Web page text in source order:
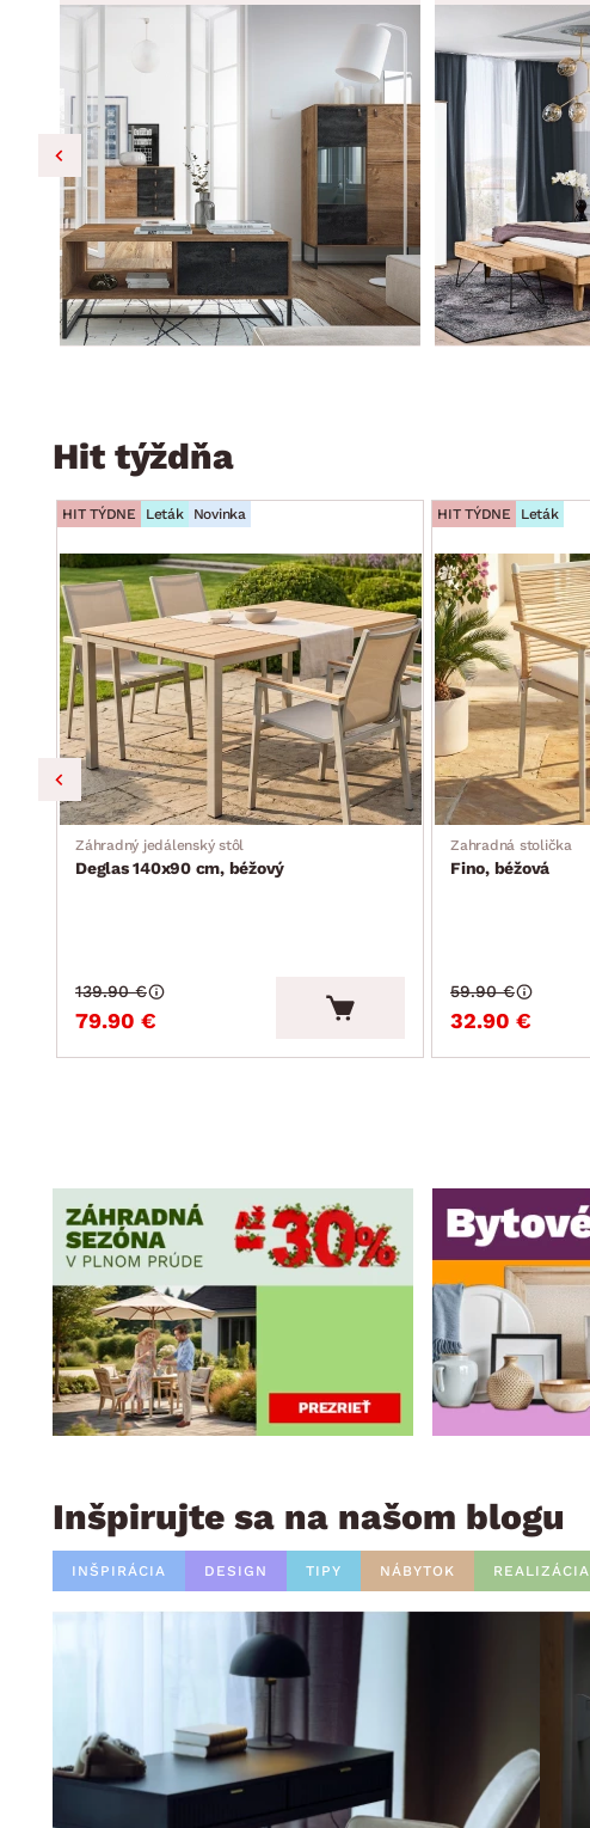
Hit týždňa
HIT TÝDNE Leták Novinka
Záhradný jedálenský stôl
Deglas 140x90 cm, béžový
79.90 €
139.90 €
HIT TÝDNE Leták
Zahradná stolička
Fino, béžová
32.90 €
59.90 €
Inšpirujte sa na našom blogu
INŠPIRÁCIA DESIGN TIPY NÁBYTOK REALIZÁCIA